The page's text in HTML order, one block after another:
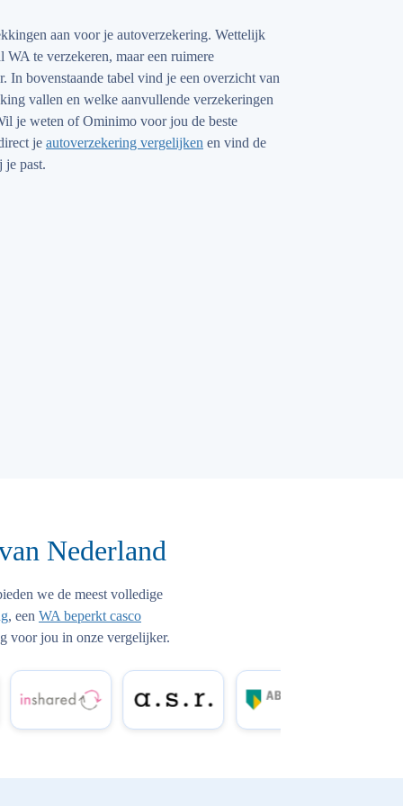
aan voor je autoverzekering. Wettelijk
te verzekeren, maar een ruimere
In bovenstaande tabel vind je een overzicht van
vallen en welke aanvullende verzekeringen
je weten of Ominimo voor jou de beste
je autoverzekering vergelijken en vind de
je past.
Nederland
we de meest volledige
, een WA beperkt casco
voor jou in onze vergelijker.